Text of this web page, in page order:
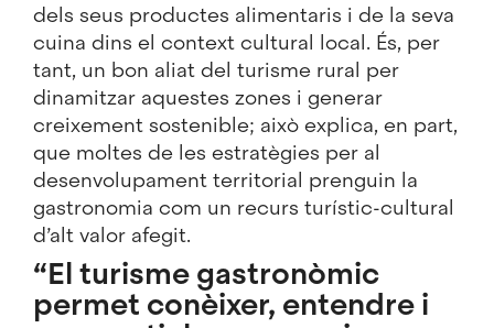
dels seus productes alimentaris i de la seva
cuina dins el context cultural local. És, per
tant, un bon aliat del turisme rural per
dinamitzar aquestes zones i generar
creixement sostenible; això explica, en part,
que moltes de les estratègies per al
desenvolupament territorial prenguin la
gastronomia com un recurs turístic-cultural
d’alt valor afegit.
“El turisme gastronòmic
permet conèixer, entendre i